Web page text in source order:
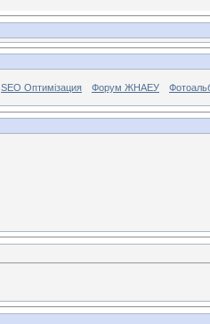
SEO Оптимізация Форум ЖНАЕУ